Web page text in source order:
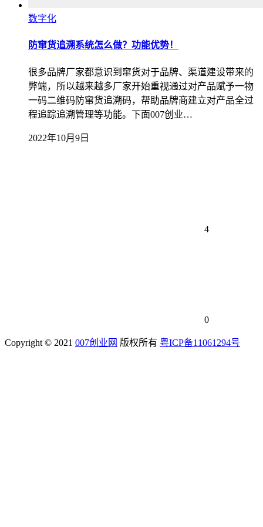
数字化
防窜货追溯系统怎么做？功能优势！
很多品牌厂家都意识到窜货对于品牌、渠道建设带来的
弊端，所以越来越多厂家开始重视通过对产品赋予一物
一码二维码防窜货追溯码，帮助品牌商建立对产品全过
程追踪追溯管理等功能。下面007创业…
2022年10月9日
4
0
Copyright © 2021 007创业网 版权所有 粤ICP备11061294号